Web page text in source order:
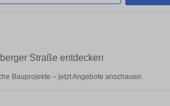
Straße entdecken
Bauprojekte – jetzt Angebote anschauen.